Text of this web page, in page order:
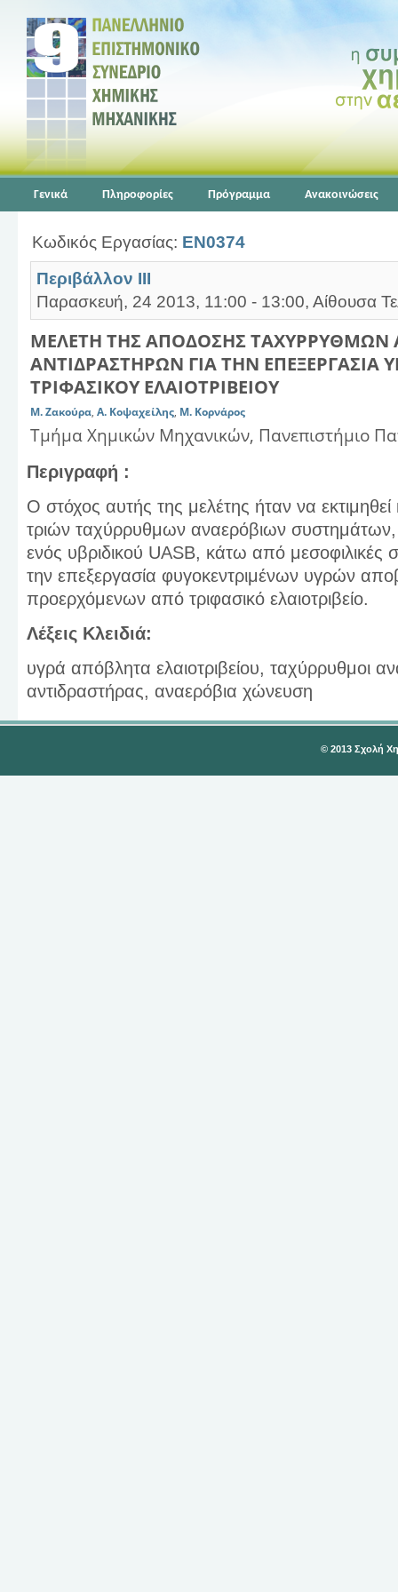
Γενικά Πληροφορίες Πρόγραμμα Ανακοινώσεις
Κωδικός Εργασίας: EN0374
Περιβάλλον ΙΙΙ
Παρασκευή, 24 2013, 11:00 - 13:00, Αίθουσα
ΜΕΛΕΤΗ ΤΗΣ ΑΠΟΔΟΣΗΣ ΤΑΧΥΡΡΥΘΜΩΝ
ΑΝΤΙΔΡΑΣΤΗΡΩΝ ΓΙΑ ΤΗΝ
ΤΡΙΦΑΣΙΚΟΥ ΕΛΑΙΟΤΡΙΒΕΙΟΥ
Μ. Ζακούρα, Α. Κοψαχείλης, Μ. Κορνάρος
Τμήμα Χημικών Μηχανικών, Πανεπιστήμιο
Περιγραφή :
Ο στόχος αυτής της μελέτης ήταν να
τριών ταχύρρυθμων αναερόβιων
ενός υβριδικού UASB, κάτω από μεσοφιλικές
την επεξεργασία φυγοκεντριμένων υγρών
προερχόμενων από τριφασικό ελαιοτριβείο.
Λέξεις Κλειδιά:
υγρά απόβλητα ελαιοτριβείου, ταχύρρυθμοι
αντιδραστήρας, αναερόβια χώνευση
© 2013 Σχολή